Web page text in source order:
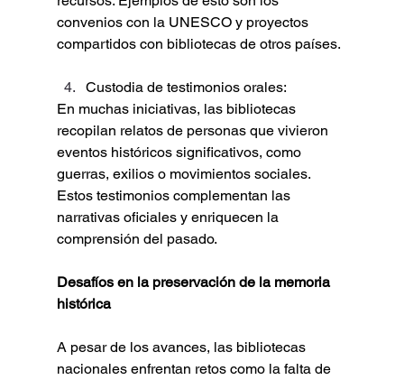
convenios con la UNESCO y proyectos
compartidos con bibliotecas de otros países.
Custodia de testimonios orales:
En muchas iniciativas, las bibliotecas
recopilan relatos de personas que vivieron
eventos históricos significativos, como
guerras, exilios o movimientos sociales.
Estos testimonios complementan las
narrativas oficiales y enriquecen la
comprensión del pasado.
Desafíos en la preservación de la memoria
histórica
A pesar de los avances, las bibliotecas
nacionales enfrentan retos como la falta de